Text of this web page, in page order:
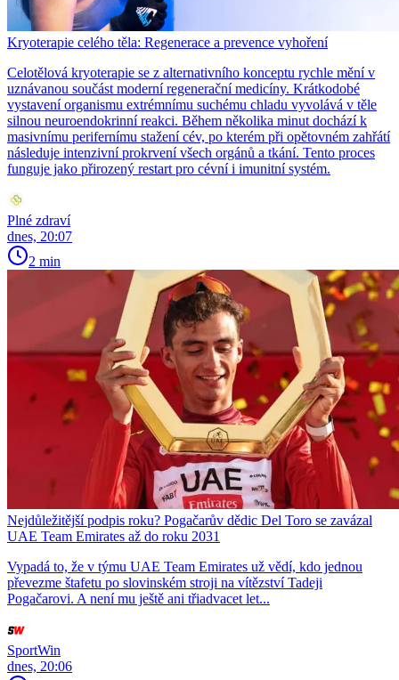
Kryoterapie celého těla: Regenerace a prevence vyhoření
Celotělová kryoterapie se z alternativního konceptu rychle mění v
uznávanou součást moderní regenerační medicíny. Krátkodobé
vystavení organismu extrémnímu suchému chladu vyvolává v těle
silnou neuroendokrinní reakci. Během několika minut dochází k
masivnímu perifernímu stažení cév, po kterém při opětovném zahřátí
následuje intenzivní prokrvení všech orgánů a tkání. Tento proces
funguje jako přirozený restart pro cévní i imunitní systém.
Plné zdraví
dnes, 20:07
2 min
Nejdůležitější podpis roku? Pogačarův dědic Del Toro se zavázal
UAE Team Emirates až do roku 2031
Vypadá to, že v týmu UAE Team Emirates už vědí, kdo jednou
převezme štafetu po slovinském stroji na vítězství Tadeji
Pogačarovi. A není mu ještě ani třiadvacet let...
SportWin
dnes, 20:06